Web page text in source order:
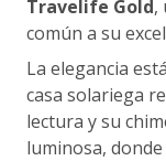
Travelife Gold,
común a su
La elegancia
casa solariega
lectura y su
luminosa,